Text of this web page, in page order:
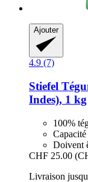
Ajouter
4.9 (7)
Stiefel
Indes), 1 kg
100%
Doivent
CHF 25.00
Livraison